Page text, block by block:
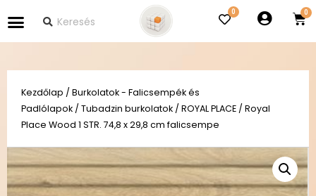
0
Kezdőlap / Burkolatok - Falicsempék és
Padlólapok / Tubadzin burkolatok / ROYAL PLACE / Royal
Place Wood 1 STR. 74,8 x 29,8 cm falicsempe